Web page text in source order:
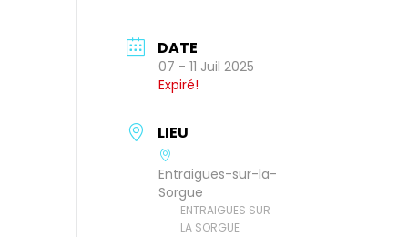
DATE
07 - 11 Juil 2025
Expiré!
LIEU
Entraigues-sur-la-
Sorgue
ENTRAIGUES SUR
LA SORGUE